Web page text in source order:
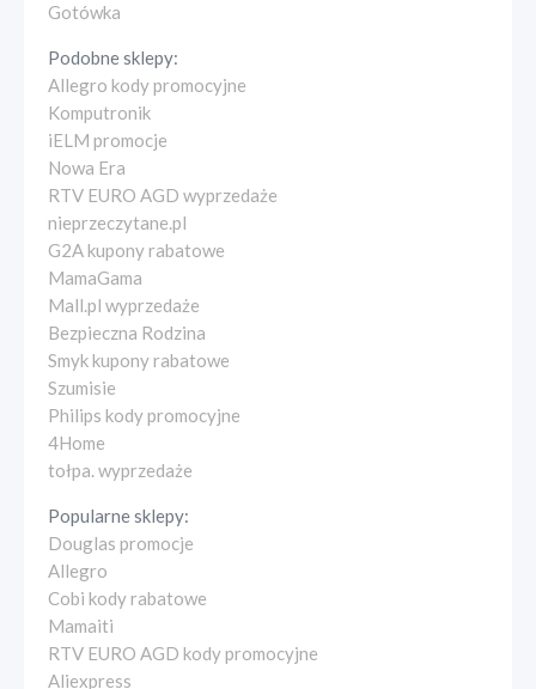
Gotówka
Podobne sklepy:
Allegro kody promocyjne
Komputronik
iELM promocje
Nowa Era
RTV EURO AGD wyprzedaże
nieprzeczytane.pl
G2A kupony rabatowe
MamaGama
Mall.pl wyprzedaże
Bezpieczna Rodzina
Smyk kupony rabatowe
Szumisie
Philips kody promocyjne
4Home
tołpa. wyprzedaże
Popularne sklepy:
Douglas promocje
Allegro
Cobi kody rabatowe
Mamaiti
RTV EURO AGD kody promocyjne
Aliexpress